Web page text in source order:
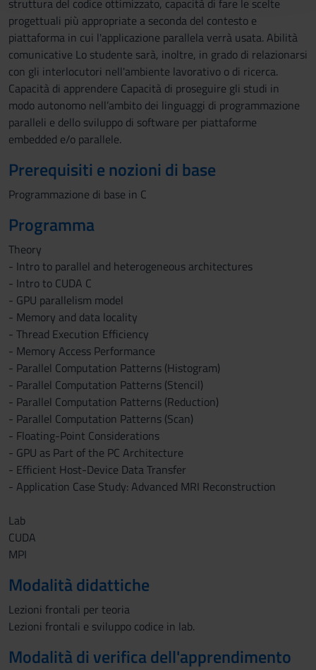
raccolto dal tuo utilizzo dei loro servizi.
struttura del codice ottimizzato, capacità di fare le scelte
progettuali più appropriate a seconda del contesto e
piattaforma in cui l'applicazione parallela verrà usata. Abilità
comunicative Lo studente sarà, inoltre, in grado di relazionarsi
con gli interlocutori nell'ambiente lavorativo o di ricerca.
Capacità di apprendere Capacità di proseguire gli studi in
modo autonomo nell’ambito dei linguaggi di programmazione
paralleli e dello sviluppo di software per piattaforme
embedded e/o parallele.
Prerequisiti e nozioni di base
Programmazione di base in C
Programma
Theory
- Intro to parallel and heterogeneous architectures
- Intro to CUDA C
- GPU parallelism model
- Memory and data locality
- Thread Execution Efficiency
- Memory Access Performance
- Parallel Computation Patterns (Histogram)
- Parallel Computation Patterns (Stencil)
- Parallel Computation Patterns (Reduction)
- Parallel Computation Patterns (Scan)
- Floating-Point Considerations
- GPU as Part of the PC Architecture
- Efficient Host-Device Data Transfer
- Application Case Study: Advanced MRI Reconstruction
Lab
CUDA
MPI
Modalità didattiche
Lezioni frontali per teoria
Lezioni frontali e sviluppo codice in lab.
Modalità di verifica dell'apprendimento